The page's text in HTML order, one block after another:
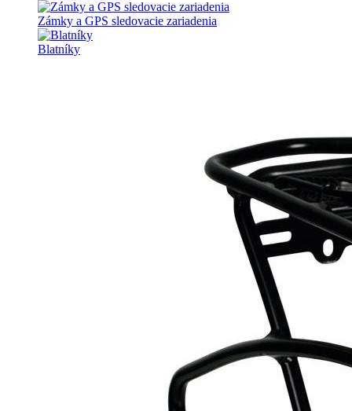
Zámky a GPS sledovacie zariadenia
Blatníky